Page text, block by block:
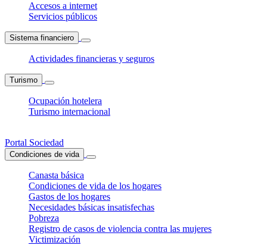
Accesos a internet
Servicios públicos
Sistema financiero
Actividades financieras y seguros
Turismo
Ocupación hotelera
Turismo internacional
Portal Sociedad
Condiciones de vida
Canasta básica
Condiciones de vida de los hogares
Gastos de los hogares
Necesidades básicas insatisfechas
Pobreza
Registro de casos de violencia contra las mujeres
Victimización